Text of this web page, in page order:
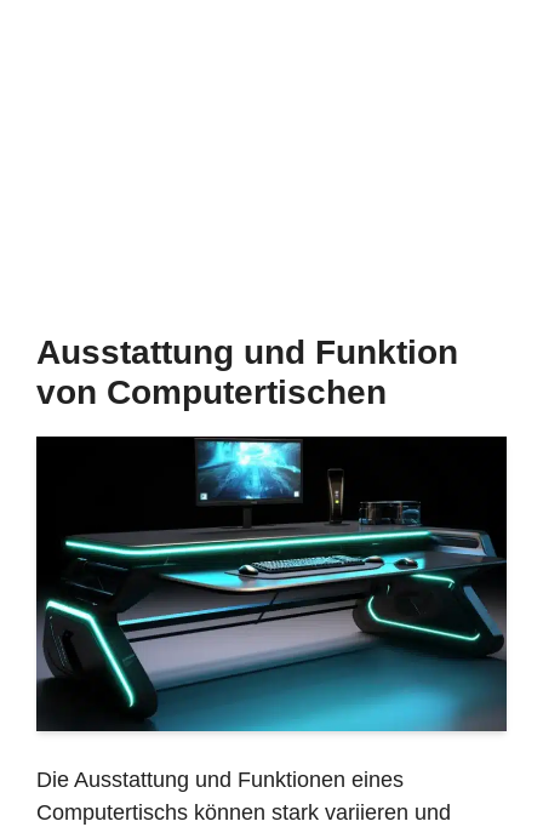
Ausstattung und Funktion
von Computertischen
Die Ausstattung und Funktionen eines
Computertischs können stark variieren und